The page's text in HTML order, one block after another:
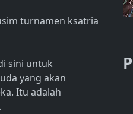
turnamen ksatria
sini untuk
yang akan
Itu adalah